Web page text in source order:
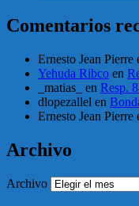
Comentarios
Ernesto Jean Pierre
Yehuda Ribco en
_matias_
en Resp.
dlopezallel en
Ernesto Jean Pierre
Archivo
Archivo